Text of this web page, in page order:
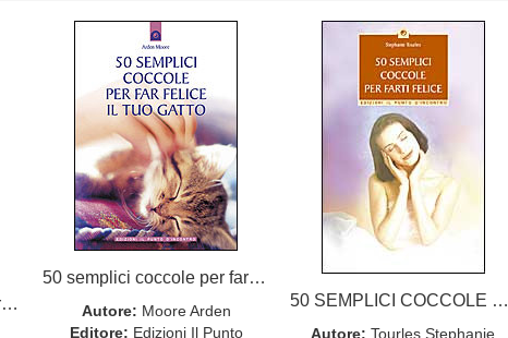
50 semplici coccole per far felice il tuo cane
50 semplici coccole per far felice il tuo gatto
Autore: Moore Arden
Editore: Edizioni Il Punto
50 SEMPLICI COCCOLE PER FARTI FELICE
Autore: Tourles Stephanie